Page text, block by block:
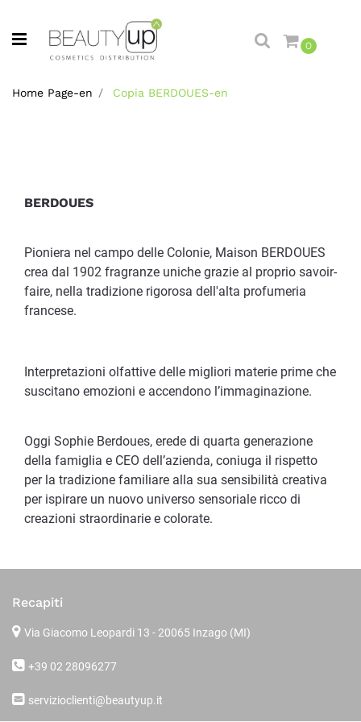
Open menu
0
Home Page-en Copia BERDOUES-en
BERDOUES
Pioniera nel campo delle Colonie, Maison BERDOUES
crea dal 1902 fragranze uniche grazie al proprio savoir-
faire, nella tradizione rigorosa dell'alta profumeria
francese.
Interpretazioni olfattive delle migliori materie prime che
suscitano emozioni e accendono l’immaginazione.
Oggi Sophie Berdoues, erede di quarta generazione
della famiglia e CEO dell’azienda, coniuga il rispetto
per la tradizione familiare alla sua sensibilità creativa
per ispirare un nuovo universo sensoriale ricco di
creazioni straordinarie e colorate.
Recapiti
Via Giacomo Leopardi 13 - 20065 Inzago (MI)
+39 02 28096277
servizioclienti@beautyup.it